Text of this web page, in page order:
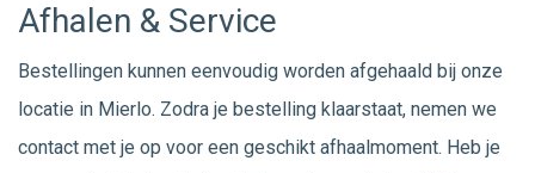
Afhalen & Service
Bestellingen kunnen eenvoudig worden afgehaald bij onze
locatie in Mierlo. Zodra je bestelling klaarstaat, nemen we
contact met je op voor een geschikt afhaalmoment. Heb je